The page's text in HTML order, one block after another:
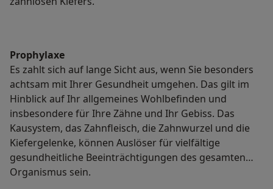
Prophylaxe
Es zahlt sich auf lange Sicht aus, wenn Sie besonders
achtsam mit Ihrer Gesundheit umgehen. Das gilt im
Hinblick auf Ihr allgemeines Wohlbefinden und
insbesondere für Ihre Zähne und Ihr Gebiss. Das
Kausystem, das Zahnfleisch, die Zahnwurzel und die
Kiefergelenke, können Auslöser für vielfältige
gesundheitliche Beeinträchtigungen des gesamten
Organismus sein.